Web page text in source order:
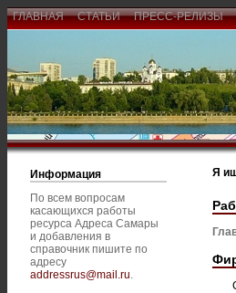
ГЛАВНАЯ СТАТЬИ ПРЕСС-РЕЛИЗЫ
Информация
По всем вопросам
касающихся работы
ресурса Адреса Самары
и добавления в
справочник пишите по
адресу
addressrus@mail.ru.
Я